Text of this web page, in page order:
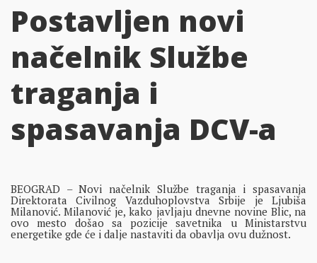
Postavljen novi
načelnik Službe
traganja i
spasavanja DCV-a
BEOGRAD – Novi načelnik Službe traganja i spasavanja
Direktorata Civilnog Vazduhoplovstva Srbije je Ljubiša
Milanović. Milanović je, kako javljaju dnevne novine Blic, na
ovo mesto došao sa pozicije savetnika u Ministarstvu
energetike gde će i dalje nastaviti da obavlja ovu dužnost.